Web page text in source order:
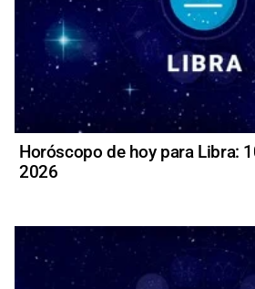
Horóscopo de hoy para Libra:
2026